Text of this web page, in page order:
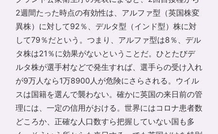
2週間たった時点の有効性は、アルファ型（英国株変
異株）に対して92％、デルタ型（インド型）株に対
して79％だという。つまり、アルファ型は8％、デル
タ株は21％に効果がないということだ。ひとたびデ
ルタ株が選手村などで発生すれば、選手らの受け入れ
が9万人なら1万8900人が危険にさらされる。ウイル
スは国籍を選んで襲わない。確かに英国の来日前の管
理には、一定の信用がおける。世界にはコロナ患者数
どころか、正確な人口数すら把握していない国も多